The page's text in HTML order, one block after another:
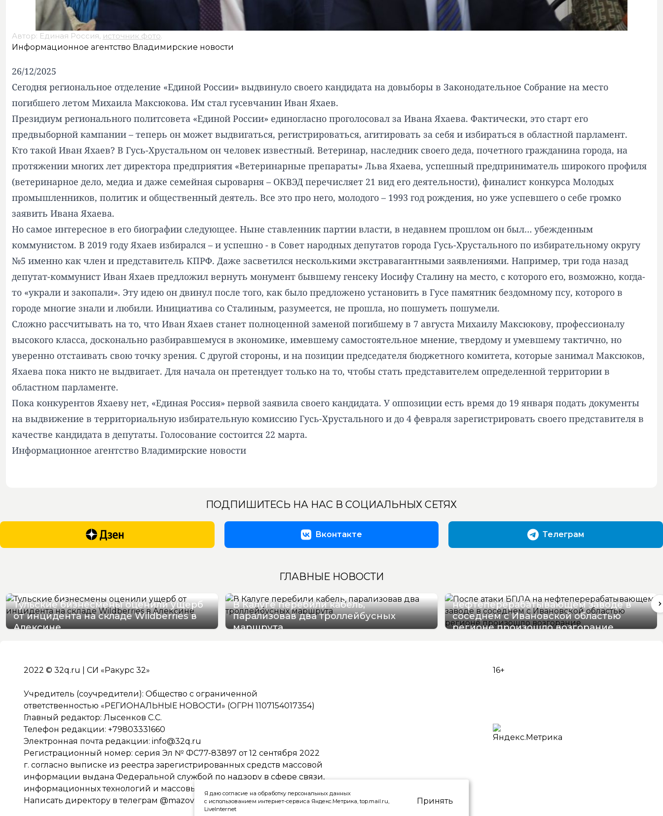
Автор: Единая Россия, источник фото.
Информационное агентство Владимирские новости
26/12/2025
Сегодня региональное отделение «Единой России» выдвинуло своего кандидата на довыборы в Законодательное Собрание на место
погибшего летом Михаила Максюкова. Им стал гусевчанин Иван Яхаев.
Президиум регионального политсовета «Единой России» единогласно проголосовал за Ивана Яхаева. Фактически, это старт его
предвыборной кампании – теперь он может выдвигаться, регистрироваться, агитировать за себя и избираться в областной парламент.
Кто такой Иван Яхаев? В Гусь-Хрустальном он человек известный. Ветеринар, наследник своего деда, почетного гражданина города, на
протяжении многих лет директора предприятия «Ветеринарные препараты» Льва Яхаева, успешный предприниматель широкого профиля
(ветеринарное дело, медиа и даже семейная сыроварня – ОКВЭД перечисляет 21 вид его деятельности), финалист конкурса Молодых
промышленников, политик и общественный деятель. Все это про него, молодого – 1993 год рождения, но уже успевшего о себе громко
заявить Ивана Яхаева.
Но самое интересное в его биографии следующее. Ныне ставленник партии власти, в недавнем прошлом он был… убежденным
коммунистом. В 2019 году Яхаев избирался – и успешно - в Совет народных депутатов города Гусь-Хрустального по избирательному округу
№5 именно как член и представитель КПРФ. Даже засветился несколькими экстравагантными заявлениями. Например, три года назад
депутат-коммунист Иван Яхаев предложил вернуть монумент бывшему генсеку Иосифу Сталину на место, с которого его, возможно, когда-
то «украли и закопали». Эту идею он двинул после того, как было предложено установить в Гусе памятник бездомному псу, которого в
городе многие знали и любили. Инициатива со Сталиным, разумеется, не прошла, но пошуметь пошумели.
Сложно рассчитывать на то, что Иван Яхаев станет полноценной заменой погибшему в 7 августа Михаилу Максюкову, профессионалу
высокого класса, досконально разбиравшемуся в экономике, имевшему самостоятельное мнение, твердому и умевшему тактично, но
уверенно отстаивать свою точку зрения. С другой стороны, и на позиции председателя бюджетного комитета, которые занимал Максюков,
Яхаева пока никто не выдвигает. Для начала он претендует только на то, чтобы стать представителем определенной территории в
областном парламенте.
Пока конкурентов Яхаеву нет, «Единая Россия» первой заявила своего кандидата. У оппозиции есть время до 19 января подать документы
на выдвижение в территориальную избирательную комиссию Гусь-Хрустального и до 4 февраля зарегистрировать своего представителя в
качестве кандидата в депутаты. Голосование состоится 22 марта.
Информационное агентство Владимирские новости
ПОДПИШИТЕСЬ НА НАС В СОЦИАЛЬНЫХ СЕТЯХ
Вконтакте Телеграм
ГЛАВНЫЕ НОВОСТИ
Тульские бизнесмены оценили ущерб
от инцидента на складе Wildberries в
Алексине
В Калуге перебили кабель,
парализовав два троллейбусных
маршрута
После атаки БПЛА на
нефтеперерабатывающем заводе в
соседнем с Ивановской областью
регионе произошло возгорание
2022 © 32q.ru | СИ «Ракурс 32»
Учредитель (соучредители): Общество с ограниченной
ответственностью «РЕГИОНАЛЬНЫЕ НОВОСТИ» (ОГРН 1107154017354)
Главный редактор: Лысенков С.С.
Телефон редакции: +79803331660
Электронная почта редакции: info@32q.ru
Регистрационный номер: серия Эл № ФС77-83897 от 12 сентября 2022
г. согласно выписке из реестра зарегистрированных средств массовой
информации выдана Федеральной службой по надзору в сфере связи,
информационных технологий и массовых коммуникаций
Написать директору в телеграм @mazov
16+
Я даю согласие на обработку персональных данных
с использованием интернет-сервиса Яндекс.Метрика, top.mail.ru,
LiveInternet
Принять